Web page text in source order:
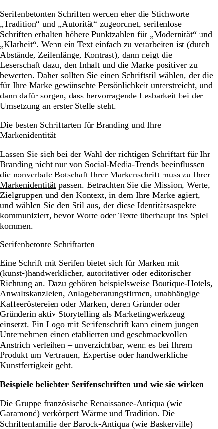
Serifenbetonten Schriften werden eher die Stichworte
„Tradition“ und „Autorität“ zugeordnet, serifenlose
Schriften erhalten höhere Punktzahlen für „Modernität“ und
„Klarheit“. Wenn ein Text einfach zu verarbeiten ist (durch
Abstände, Zeilenlänge, Kontrast), dann neigt die
Leserschaft dazu, den Inhalt und die Marke positiver zu
bewerten. Daher sollten Sie einen Schriftstil wählen, der die
für Ihre Marke gewünschte Persönlichkeit unterstreicht, und
dann dafür sorgen, dass hervorragende Lesbarkeit bei der
Umsetzung an erster Stelle steht.
Die besten Schriftarten für Branding und Ihre
Markenidentität
Lassen Sie sich bei der Wahl der richtigen Schriftart für Ihr
Branding nicht nur von Social-Media-Trends beeinflussen –
die nonverbale Botschaft Ihrer Markenschrift muss zu Ihrer
Markenidentität passen. Betrachten Sie die Mission, Werte,
Zielgruppen und den Kontext, in dem Ihre Marke agiert,
und wählen Sie den Stil aus, der diese Identitätsaspekte
kommuniziert, bevor Worte oder Texte überhaupt ins Spiel
kommen.
Serifenbetonte Schriftarten
Eine Schrift mit Serifen bietet sich für Marken mit
(kunst-)handwerklicher, autoritativer oder editorischer
Richtung an. Dazu gehören beispielsweise Boutique-Hotels,
Anwaltskanzleien, Anlageberatungsfirmen, unabhängige
Kaffeeröstereien oder Marken, deren Gründer oder
Gründerin aktiv Storytelling als Marketingwerkzeug
einsetzt. Ein Logo mit Serifenschrift kann einem jungen
Unternehmen einen etablierten und geschmackvollen
Anstrich verleihen – unverzichtbar, wenn es bei Ihrem
Produkt um Vertrauen, Expertise oder handwerkliche
Kunstfertigkeit geht.
Beispiele beliebter Serifenschriften und wie sie wirken
Die Gruppe französische Renaissance-Antiqua (wie
Garamond) verkörpert Wärme und Tradition. Die
Schriftenfamilie der Barock-Antiqua (wie Baskerville)